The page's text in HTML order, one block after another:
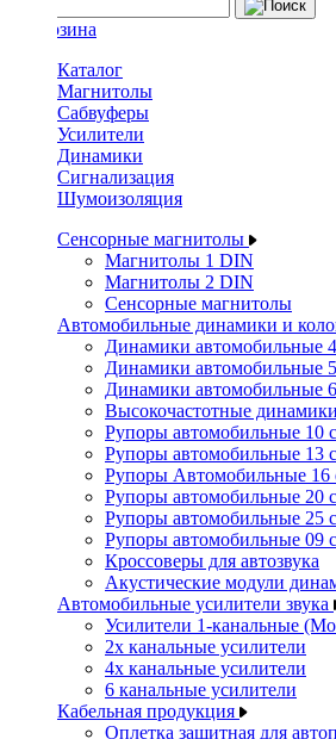
Каталог
Магнитолы
Сабвуферы
Усилители
Динамики
Сигнализация
Шумоизоляция
Сенсорные магнитолы
Магнитолы 1 DIN
Магнитолы 2 DIN
Сенсорные магнитолы
Автомобильные динамики и
Динамики автомобильные
Динамики автомобильные
Динамики автомобильные
Высокочастотные
Рупоры автомобильные 10
Рупоры автомобильные 13
Рупоры Автомобильные
Рупоры автомобильные 20
Рупоры автомобильные 25
Рупоры автомобильные 09
Кроссоверы для автозвука
Акустические модули
Автомобильные усилители звука
Усилители 1-канальные
2х канальные усилители
4х канальные усилители
6 канальные усилители
Кабельная продукция
Оплетка защитная для